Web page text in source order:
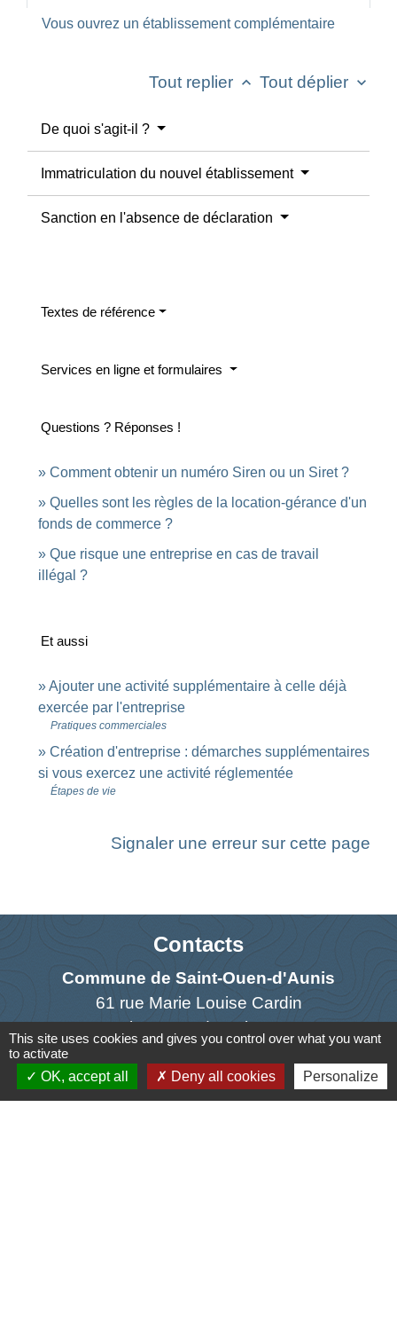
Vous ouvrez un établissement complémentaire
Tout replier keyboard_arrow_up Tout déplier keyboard_arrow_down
De quoi s'agit-il ?
Immatriculation du nouvel établissement
Sanction en l'absence de déclaration
Textes de référence
Services en ligne et formulaires
Questions ? Réponses !
Comment obtenir un numéro Siren ou un Siret ?
Quelles sont les règles de la location-gérance d'un
fonds de commerce ?
Que risque une entreprise en cas de travail
illégal ?
Et aussi
Ajouter une activité supplémentaire à celle déjà
exercée par l'entreprise
Pratiques commerciales
Création d'entreprise : démarches supplémentaires
si vous exercez une activité réglementée
Étapes de vie
Signaler une erreur sur cette page
Contacts
Commune de Saint-Ouen-d'Aunis
61 rue Marie Louise Cardin
17230 Saint-Ouen-d'Aunis - FRANCE
Contact par formulaire
This site uses cookies and gives you control over what you want
to activate
OK, accept all
Deny all cookies Personalize